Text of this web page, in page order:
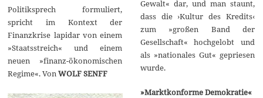
Politiksprech formuliert,
spricht im Kontext der
Finanzkrise lapidar von einem
»Staatsstreich« und einem
neuen »finanz-ökonomischen
Regime«. VonWOLF SENFF
Gewalt« dar, und man staunt,
dass die ›Kultur des Kredits‹
zum »großen Band der
Gesellschaft« hochgelobt und
als »nationales Gut« gepriesen
wurde.
»Marktkonforme Demokratie«